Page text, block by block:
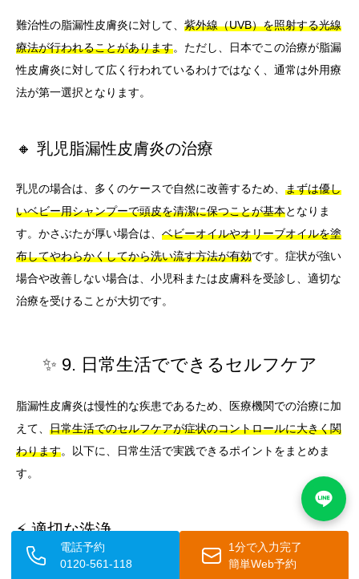
難治性の脂漏性皮膚炎に対して、 紫外線（UVB）を照射する光線
療法が行われることがあります。ただし、日本でこの治療が脂漏
性皮膚炎に対して広く行われているわけではなく、通常は外用療
法が第一選択となります。
🔸 乳児脂漏性皮膚炎の治療
乳児の場合は、多くのケースで自然に改善するため、 まずは優し
いベビー用シャンプーで頭皮を清潔に保つことが基本となりま
す。かさぶたが厚い場合は、 ベビーオイルやオリーブオイルを塗
布してやわらかくしてから洗い流す方法が有効です。症状が強い
場合や改善しない場合は、小児科または皮膚科を受診し、適切な
治療を受けることが大切です。
✨ 9. 日常生活でできるセルフケア
脂漏性皮膚炎は慢性的な疾患であるため、医療機関での治療に加
えて、 日常生活でのセルフケアが症状のコントロールに大きく関
わります。以下に、日常生活で実践できるポイントをまとめま
す。
⚡ 適切な洗浄
皮脂を適切に除去することは脂漏性皮膚炎の管理において重要で
電話予約
0120-561-118
1分で入力完了
簡単Web予約